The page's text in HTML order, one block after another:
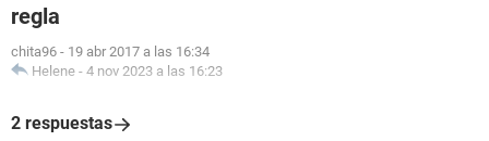
regla
chita96 - 19 abr 2017 a las 16:34
Helene - 4 nov 2023 a las 16:23
2 respuestas